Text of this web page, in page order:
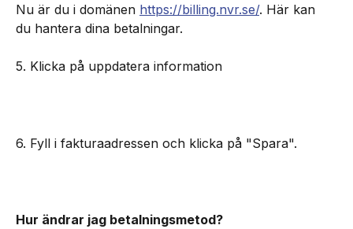
Nu är du i domänen https://billing.nvr.se/. Här kan
du hantera dina betalningar.
5. Klicka på uppdatera information
6. Fyll i fakturaadressen och klicka på "Spara".
Hur ändrar jag betalningsmetod?